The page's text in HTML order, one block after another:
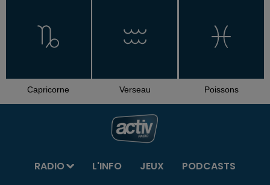
Capricorne Verseau Poissons
RADIO L'INFO JEUX
PODCASTS